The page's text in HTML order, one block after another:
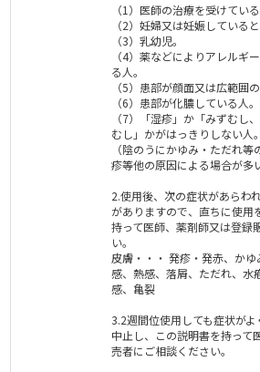
（1）医師の治療を受けている
（2）妊婦又は妊娠している
（3）乳幼児。
（4）薬などによりアレルギ
る人。
（5）患部が顔面又は広範囲の
（6）患部が化膿している人。
（7）「湿疹」か「みずむし
むし」かがはっきりしない人。
（陰のうにかゆみ・ただれ
疹等他の原因による場合が多
2.使用後、次の症状があらわ
がありますので、直ちに使用
持って医師、薬剤師又は登録
い。
皮膚・・・ 発疹・発赤、か
感、熱感、落屑、ただれ、水
感、亀裂
3.2週間位使用しても症状が
中止し、この説明書を持って
売者にご相談ください。